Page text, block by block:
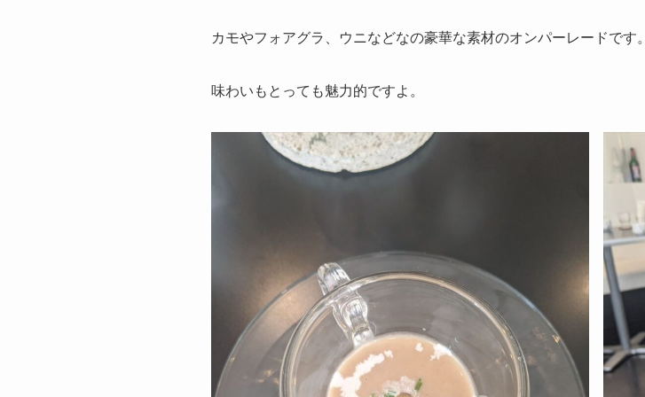
カモやフォアグラ、ウニなどなの豪華な素材のオンパーレードです。
味わいもとっても魅力的ですよ。